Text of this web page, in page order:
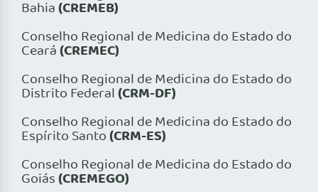
Bahia (CREMEB)
Conselho Regional de Medicina do Estado do
Ceará (CREMEC)
Conselho Regional de Medicina do Estado do
Distrito Federal (CRM-DF)
Conselho Regional de Medicina do Estado do
Espírito Santo (CRM-ES)
Conselho Regional de Medicina do Estado do
Goiás (CREMEGO)